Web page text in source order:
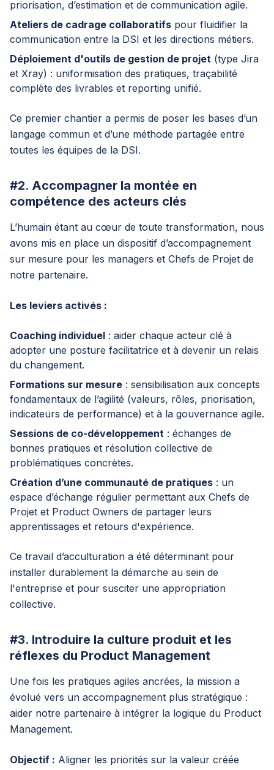
priorisation, d’estimation et de communication agile.
Ateliers de cadrage collaboratifs pour fluidifier la
communication entre la DSI et les directions métiers.
Déploiement d'outils de gestion de projet (type Jira
et Xray) : uniformisation des pratiques, traçabilité
complète des livrables et reporting unifié.
Ce premier chantier a permis de poser les bases d’un
langage commun et d’une méthode partagée entre
toutes les équipes de la DSI.
#2. Accompagner la montée en
compétence des acteurs clés
L’humain étant au cœur de toute transformation, nous
avons mis en place un dispositif d’accompagnement
sur mesure pour les managers et Chefs de Projet de
notre partenaire.
Les leviers activés :
Coaching individuel : aider chaque acteur clé à
adopter une posture facilitatrice et à devenir un relais
du changement.
Formations sur mesure : sensibilisation aux concepts
fondamentaux de l’agilité (valeurs, rôles, priorisation,
indicateurs de performance) et à la gouvernance agile.
Sessions de co-développement : échanges de
bonnes pratiques et résolution collective de
problématiques concrètes.
Création d’une communauté de pratiques : un
espace d’échange régulier permettant aux Chefs de
Projet et Product Owners de partager leurs
apprentissages et retours d'expérience.
Ce travail d’acculturation a été déterminant pour
installer durablement la démarche au sein de
l'entreprise et pour susciter une appropriation
collective.
#3. Introduire la culture produit et les
réflexes du Product Management
Une fois les pratiques agiles ancrées, la mission a
évolué vers un accompagnement plus stratégique :
aider notre partenaire à intégrer la logique du Product
Management.
Objectif : Aligner les priorités sur la valeur créée